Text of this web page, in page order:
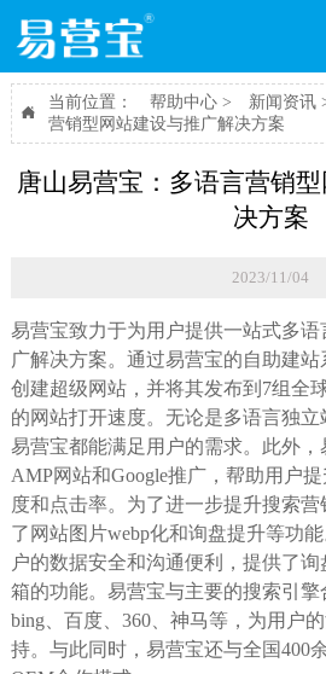

当前位置： 帮助中心> 新闻资讯
营销型网站建设与推广解决方案
唐山易营宝：多语言营销
决方案
2023/11/04
易营宝致力于为用户提供一站式多
广解决方案。通过易营宝的自助建
创建超级网站，并将其发布到7组全
的网站打开速度。无论是多语言独立
易营宝都能满足用户的需求。此外，
AMP网站和Google推广，帮助用户
度和点击率。为了进一步提升搜索
了网站图片webp化和询盘提升等功
户的数据安全和沟通便利，提供了
箱的功能。易营宝与主要的搜索引擎
bing、百度、360、神马等，为用户
持。与此同时，易营宝还与全国400